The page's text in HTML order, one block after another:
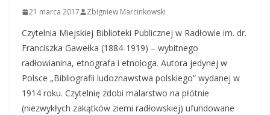
21 marca 2017 Zbigniew Marcinkowski
Czytelnia Miejskiej Biblioteki Publicznej w Radłowie im. dr.
Franciszka Gawełka (1884-1919) – wybitnego
radłowianina, etnografa i etnologa. Autora jedynej w
Polsce „Bibliografii ludoznawstwa polskiego” wydanej w
1914 roku. Czytelnię zdobi malarstwo na płótnie
(niezwykłych zakątków ziemi radłowskiej) ufundowane